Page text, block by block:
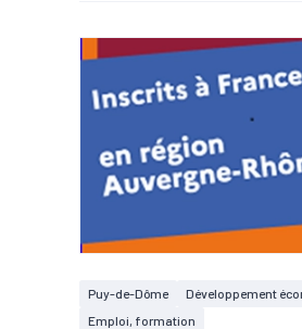
Puy-de-Dôme
Développement
Emploi, formation